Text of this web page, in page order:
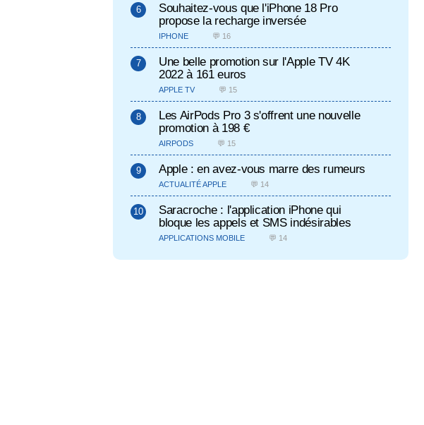
Souhaitez-vous que l'iPhone 18 Pro
propose la recharge inversée
IPHONE 💬 16
Une belle promotion sur l'Apple TV 4K
2022 à 161 euros
APPLE TV 💬 15
Les AirPods Pro 3 s'offrent une nouvelle
promotion à 198 €
AIRPODS 💬 15
Apple : en avez-vous marre des rumeurs
ACTUALITÉ APPLE 💬 14
Saracroche : l'application iPhone qui
bloque les appels et SMS indésirables
APPLICATIONS MOBILE 💬 14